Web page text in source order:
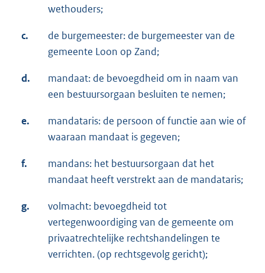
wethouders;
c.
de burgemeester: de burgemeester van de
gemeente Loon op Zand;
d.
mandaat: de bevoegdheid om in naam van
een bestuursorgaan besluiten te nemen;
e.
mandataris: de persoon of functie aan wie of
waaraan mandaat is gegeven;
f.
mandans: het bestuursorgaan dat het
mandaat heeft verstrekt aan de mandataris;
g.
volmacht: bevoegdheid tot
vertegenwoordiging van de gemeente om
privaatrechtelijke rechtshandelingen te
verrichten. (op rechtsgevolg gericht);